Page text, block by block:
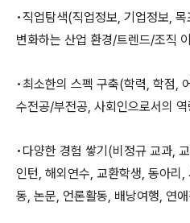
•직업탐색(직업정보, 기업정보, 목
변화하는 산업 환경/트렌드/조직
• 최소한의 스펙 구축(학력, 학점,
수전공/부전공, 사회인으로서의
• 다양한 경험 쌓기 (비정규 교과,
인턴, 해외연수, 교환학생, 동아리 ,
동, 논문, 언론활동, 배낭여행, 연